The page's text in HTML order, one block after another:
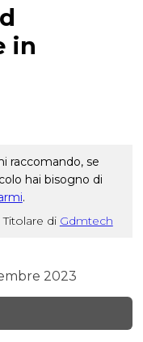
in
raccomando, se
hai bisogno di
.
Titolare di Gdmtech
2023